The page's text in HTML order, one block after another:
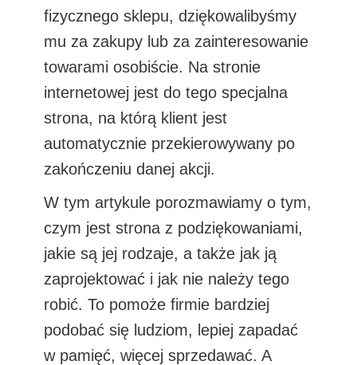
fizycznego sklepu, dziękowalibyśmy
mu za zakupy lub za zainteresowanie
towarami osobiście. Na stronie
internetowej jest do tego specjalna
strona, na którą klient jest
automatycznie przekierowywany po
zakończeniu danej akcji.
W tym artykule porozmawiamy o tym,
czym jest strona z podziękowaniami,
jakie są jej rodzaje, a także jak ją
zaprojektować i jak nie należy tego
robić. To pomoże firmie bardziej
podobać się ludziom, lepiej zapadać
w pamięć, więcej sprzedawać. A